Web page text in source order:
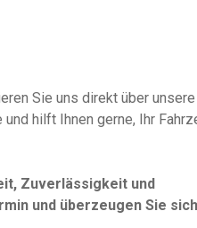
Sie uns direkt über
hilft Ihnen gerne, Ihr
Zuverlässigkeit und
und überzeugen Sie